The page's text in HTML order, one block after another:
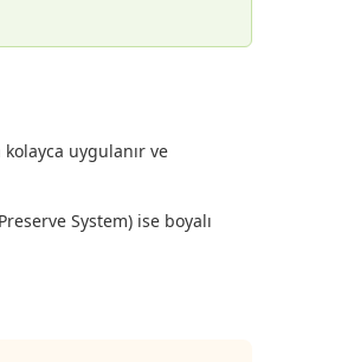
kolayca uygulanır ve
System) ise boyalı